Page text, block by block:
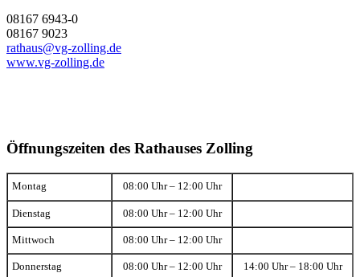
08167 6943-0
08167 9023
rathaus@vg-zolling.de
www.vg-zolling.de
Öffnungszeiten des Rathauses Zolling
Montag 08:00 Uhr – 12:00 Uhr
Dienstag 08:00 Uhr – 12:00 Uhr
Mittwoch 08:00 Uhr – 12:00 Uhr
Donnerstag 08:00 Uhr – 12:00 Uhr 14:00 Uhr – 18:00 Uhr